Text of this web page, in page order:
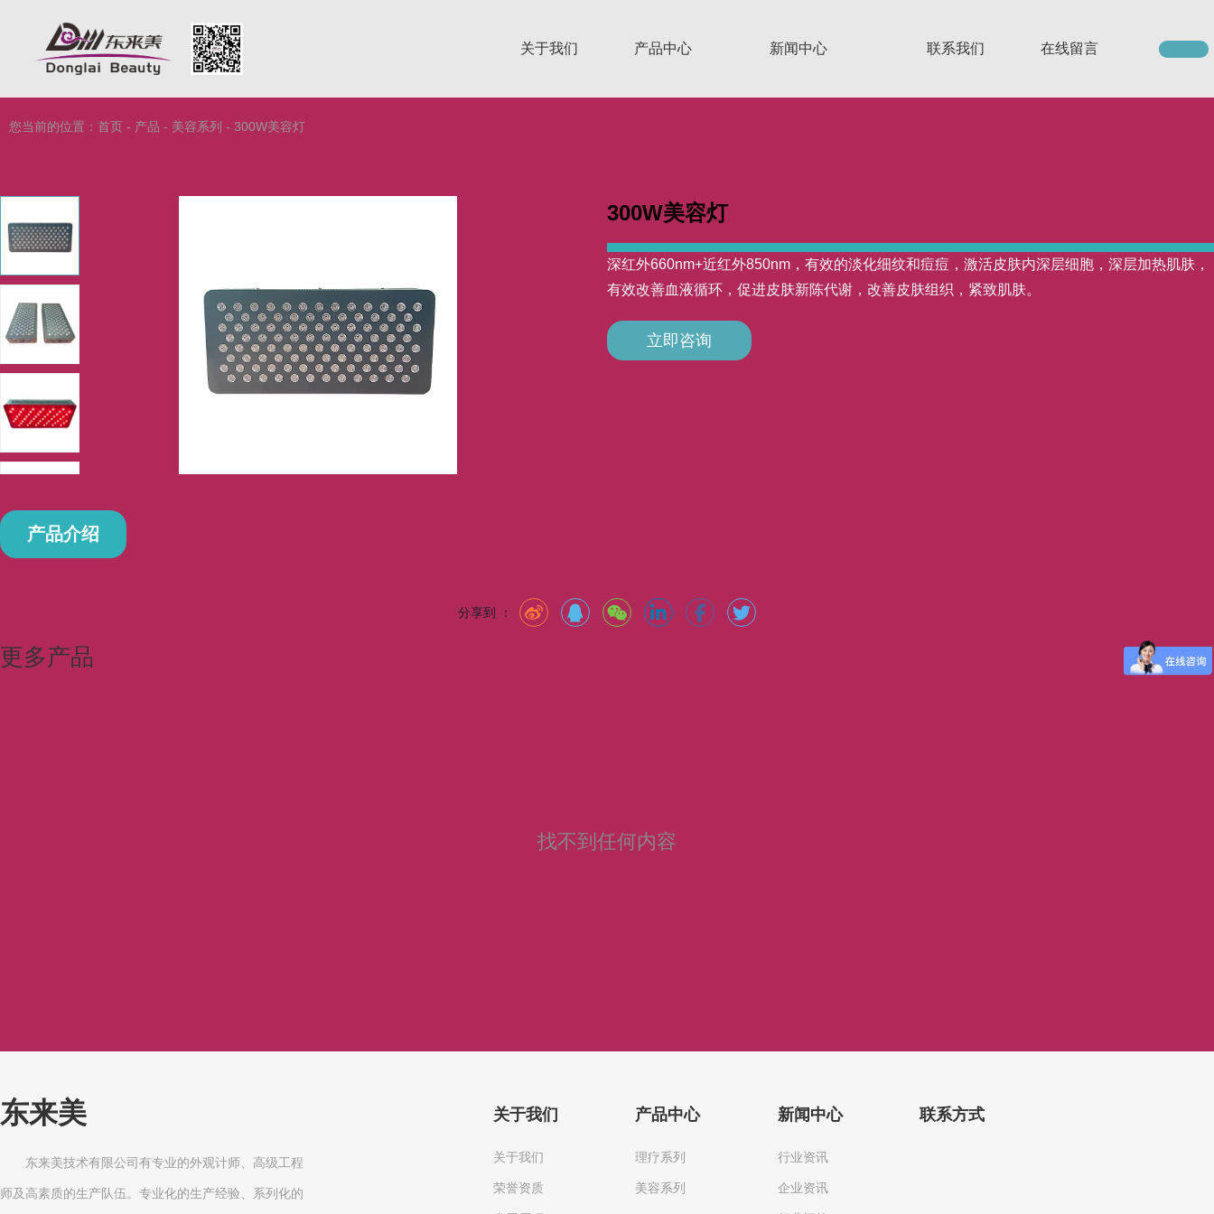
关于我们 产品中心 新闻中心 联系我们 在线留言
您当前的位置：首页 - 产品 - 美容系列 - 300W美容灯
300W美容灯
深红外660nm+近红外850nm，有效的淡化细纹和痘痘，激活皮肤内深层细胞，深层加热肌肤，
有效改善血液循环，促进皮肤新陈代谢，改善皮肤组织，紧致肌肤。
立即咨询
产品介绍
分享到 ：
更多产品
找不到任何内容
东来美
东来美技术有限公司有专业的外观计师、高级工程
师及高素质的生产队伍。专业化的生产经验、系列化的
关于我们
关于我们
荣誉资质
产品中心
理疗系列
美容系列
新闻中心
行业资讯
企业资讯
联系方式